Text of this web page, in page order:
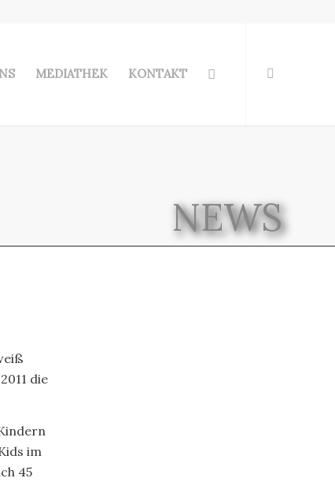
MEDIATHEK KONTAKT
NEWS
die
im
45